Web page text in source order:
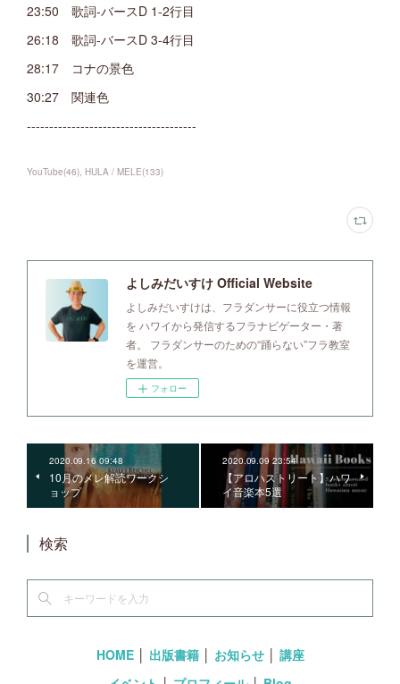
23:50 歌詞-バースD 1-2行目
26:18 歌詞-バースD 3-4行目
28:17 コナの景色
30:27 関連色
--------------------------------------
YouTube(46) HULA / MELE(133)
よしみだいすけ Official Website
よしみだいすけは、フラダンサーに役立つ情報
を ハワイから発信するフラナビゲーター・著
者。 フラダンサーのための“踊らない”フラ教室
を運営。
フォロー
2020.09.16 09:48
10月のメレ解読ワークシ
ョップ
2020.09.09 23:54
【アロハストリート】ハワ
イ音楽本5選
検索
HOME│ 出版書籍│ お知らせ│ 講座